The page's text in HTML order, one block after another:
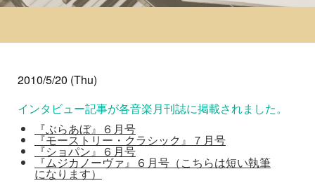
2010/5/20 (Thu)
インタビュー記事が各音楽月刊誌に掲載されました。
『ぶらあぼ』６月号
『モーストリー・クラシック』７月号
『ショパン』６月号
『ムジカノーヴァ』６月号（こちらは短い執筆
になります）